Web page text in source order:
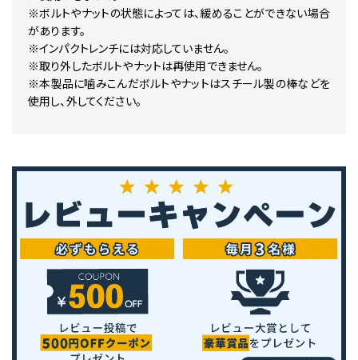
※ボルトやナットの状態によっては、緩めることができない場合
があります。
※インパクトレンチには対応していません。
※取り外したボルトやナットは再使用できません。
※本製品に噛みこんだボルトやナットはスチール製の棒などを
使用し、外してください。